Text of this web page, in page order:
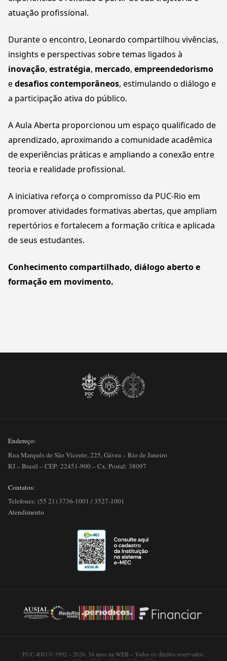
atuação profissional.
Durante o encontro, Leonardo compartilhou vivências,
insights e perspectivas sobre temas ligados à
inovação, estratégia, mercado, empreendedorismo
edesafios contemporâneos, estimulando o diálogo e
a participação ativa do público.
A Aula Aberta proporcionou um espaço qualificado de
aprendizado, aproximando a comunidade acadêmica
de experiências práticas e ampliando a conexão entre
teoria e realidade profissional.
A iniciativa reforça o compromisso da PUC-Rio em
promover atividades formativas abertas, que ampliam
repertórios e fortalecem a formação crítica e aplicada
de seus estudantes.
Conhecimento compartilhado, diálogo aberto e
formação em movimento.
Endereço:
Rua Marquês de São Vicente, 225, Gávea – Rio de Janeiro
RJ – Brasil – CEP: 22451-900 – Cx. Postal: 38097
Contatos:
Telefones: (55 21) 3736-1001 / 3527-1001
Atendimento
PUC-RIO © 1992 – 2026. 34 anos na WEB – Todos os direitos reservados.